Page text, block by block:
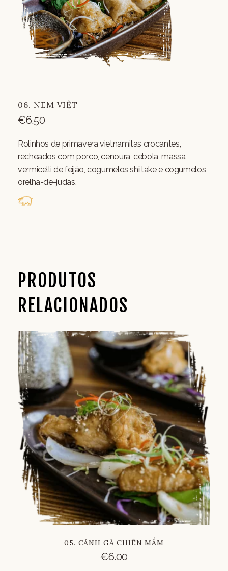
06. NEM VIỆT
€6.50
Rolinhos de primavera vietnamitas crocantes,
recheados com porco, cenoura, cebola, massa
vermicelli de feijão, cogumelos shiitake e cogumelos
orelha-de-judas.
PRODUTOS
RELACIONADOS
05. CÁNH GÀ CHIÊN MẮM
€6.00